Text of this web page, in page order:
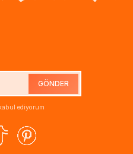
GÖNDER
ediyorum